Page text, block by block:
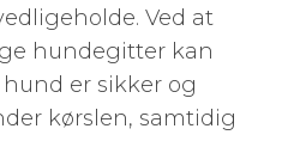
Ved at
hundegitter kan
er sikker og
kørslen, samtidig